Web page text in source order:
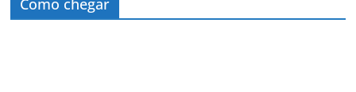
Como chegar